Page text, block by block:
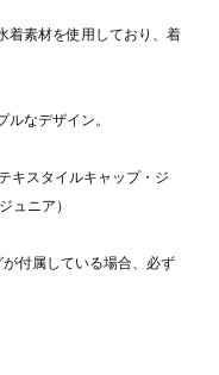
着素材を使用しており、着
なデザイン。
キスタイルキャップ・ジ
ュニア）
付属している場合、必ず